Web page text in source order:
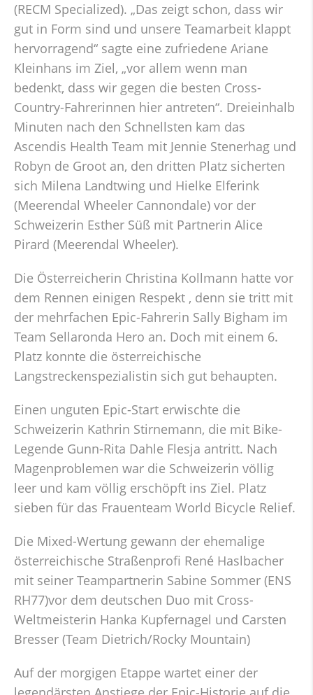
(RECM Specialized). „Das zeigt schon, dass wir
gut in Form sind und unsere Teamarbeit klappt
hervorragend“ sagte eine zufriedene Ariane
Kleinhans im Ziel, „vor allem wenn man
bedenkt, dass wir gegen die besten Cross-
Country-Fahrerinnen hier antreten“. Dreieinhalb
Minuten nach den Schnellsten kam das
Ascendis Health Team mit Jennie Stenerhag und
Robyn de Groot an, den dritten Platz sicherten
sich Milena Landtwing und Hielke Elferink
(Meerendal Wheeler Cannondale) vor der
Schweizerin Esther Süß mit Partnerin Alice
Pirard (Meerendal Wheeler).
Die Österreicherin Christina Kollmann hatte vor
dem Rennen einigen Respekt , denn sie tritt mit
der mehrfachen Epic-Fahrerin Sally Bigham im
Team Sellaronda Hero an. Doch mit einem 6.
Platz konnte die österreichische
Langstreckenspezialistin sich gut behaupten.
Einen unguten Epic-Start erwischte die
Schweizerin Kathrin Stirnemann, die mit Bike-
Legende Gunn-Rita Dahle Flesja antritt. Nach
Magenproblemen war die Schweizerin völlig
leer und kam völlig erschöpft ins Ziel. Platz
sieben für das Frauenteam World Bicycle Relief.
Die Mixed-Wertung gewann der ehemalige
österreichische Straßenprofi René Haslbacher
mit seiner Teampartnerin Sabine Sommer (ENS
RH77)vor dem deutschen Duo mit Cross-
Weltmeisterin Hanka Kupfernagel und Carsten
Bresser (Team Dietrich/Rocky Mountain)
Auf der morgigen Etappe wartet einer der